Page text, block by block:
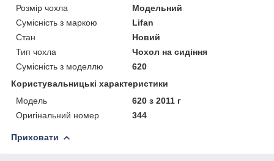
Розмір чохла
Модельний
Сумісність з маркою
Lifan
Стан
Новий
Тип чохла
Чохол на сидіння
Сумісність з моделлю
620
Користувальницькі характеристики
Мoдель
620 з 2011 г
Оригінальний номер
344
Приховати